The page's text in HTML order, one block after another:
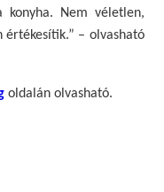
konyha. Nem véletlen,
értékesítik.” – olvasható
oldalán olvasható.